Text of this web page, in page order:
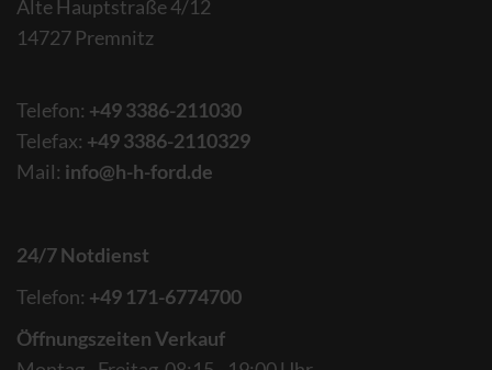
Alte Hauptstraße 4/12
14727 Premnitz
Telefon: +49 3386-211030
Telefax: +49 3386-2110329
Mail: info@h-h-ford.de
24/7 Notdienst
Telefon: +49 171-6774700
Öffnungszeiten Verkauf